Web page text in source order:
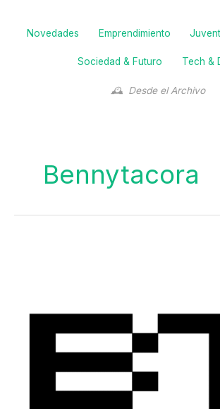
Novedades Emprendimiento
Sociedad & Futuro Tech &
Desde el Archivo
Bennytacora